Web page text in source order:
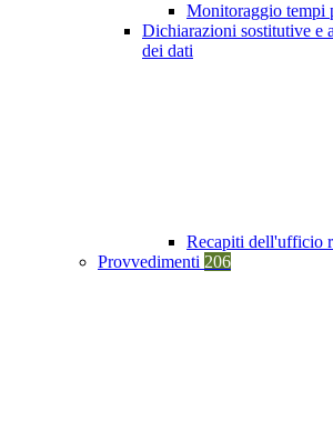
Monitoraggio tempi
Dichiarazioni sostitutive e
dei dati
Recapiti dell'ufficio
Provvedimenti 206